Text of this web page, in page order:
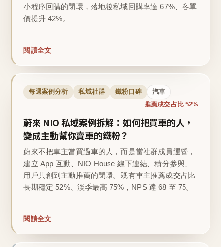
小程序回購的閉環，落地後私域回購率達 67%、客單
價提升 42%。
閱讀全文
每週案例分析 私域社群 鐵粉口碑 汽車
推薦成交占比 52%
蔚來 NIO 私域案例拆解：如何把買車的人，
變成主動幫你賣車的鐵粉？
蔚來不把車主當買過車的人，而是當社群成員運營，
建立 App 互動、NIO House 線下連結、積分參與、
用戶共創到主動推薦的閉環。既有車主推薦成交占比
長期穩定 52%、淡季最高 75%，NPS 達 68 至 75。
閱讀全文